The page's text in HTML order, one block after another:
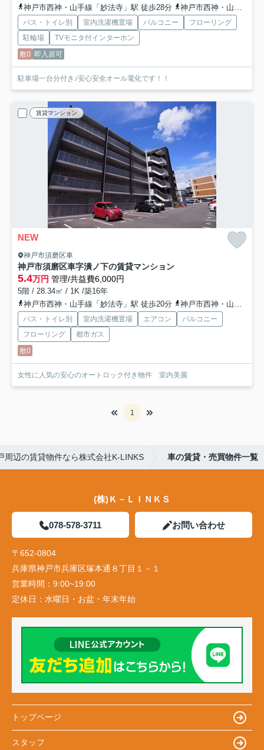
神戸市西神・山手線「妙法寺」駅 徒歩28分
神戸市西神・山手線「名谷」駅 徒歩34分
バス・トイレ別 室内洗濯機置場 バルコニー
フローリング
駐輪場
TVモニタ付インターホン
敷0 即入居可
駐車場一台分付き♪安心安全オール電化です！！
賃貸マンション
NEW
神戸市須磨区車
神戸市須磨区車字潰ノ下の賃貸マンション
5.4万円 管理/共益費6,000円
5階 / 28.34㎡ / 1K /築16年
神戸市西神・山手線「妙法寺」駅 徒歩20分
神戸市西神・山手線「名谷」駅 徒歩37分
バス・トイレ別 室内洗濯機置場 エアコン
バルコニー
フローリング
都市ガス
敷0
女性に人気の安心のオートロック付き物件 室内美麗
1
周辺の賃貸物件なら株式会社K-LINKS 車の賃貸・売買物件一覧
(株)Ｋ－ＬＩＮＫＳ
078-578-3711 お問い合わせ
〒652-0804
兵庫県神戸市兵庫区塚本通８丁目１－１
営業時間： 9:00~19:00
定休日： 水曜日・お盆・年末年始
トップページ
スタッフ